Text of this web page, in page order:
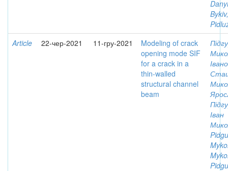
Article
22-чер-2021 11-гру-2021
Modeling of crack
opening mode SIF
for a crack in a
thin-walled
structural channel
beam
Іван